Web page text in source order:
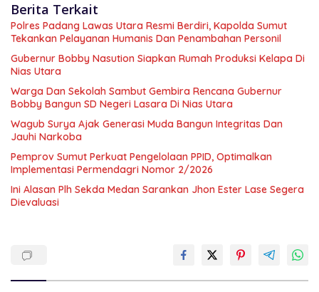
Berita Terkait
Polres Padang Lawas Utara Resmi Berdiri, Kapolda Sumut
Tekankan Pelayanan Humanis Dan Penambahan Personil
Gubernur Bobby Nasution Siapkan Rumah Produksi Kelapa Di
Nias Utara
Warga Dan Sekolah Sambut Gembira Rencana Gubernur
Bobby Bangun SD Negeri Lasara Di Nias Utara
Wagub Surya Ajak Generasi Muda Bangun Integritas Dan
Jauhi Narkoba
Pemprov Sumut Perkuat Pengelolaan PPID, Optimalkan
Implementasi Permendagri Nomor 2/2026
Ini Alasan Plh Sekda Medan Sarankan Jhon Ester Lase Segera
Dievaluasi